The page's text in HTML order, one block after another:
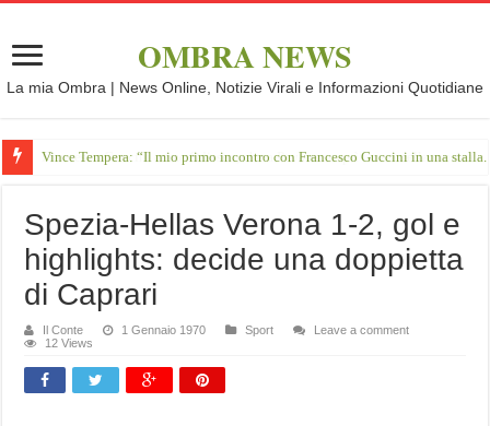
OMBRA NEWS
La mia Ombra | News Online, Notizie Virali e Informazioni Quotidiane
Vince Tempera: “Il mio primo incontro con Francesco Guccini in una
Spezia-Hellas Verona 1-2, gol e
highlights: decide una doppietta
di Caprari
Il Conte 1 Gennaio 1970 Sport
Leave a comment
12 Views